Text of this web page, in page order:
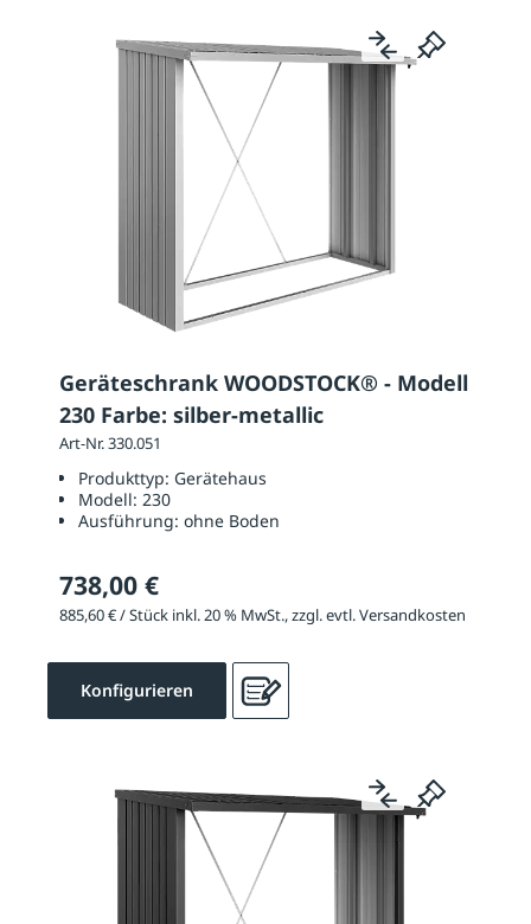
Geräteschrank WOODSTOCK® - Modell
230 Farbe: silber-metallic
Art-Nr. 330.051
Produkttyp: Gerätehaus
Modell: 230
Ausführung: ohne Boden
738,00 €
885,60 € / Stück inkl. 20 % MwSt., zzgl. evtl. Versandkosten
Konfigurieren